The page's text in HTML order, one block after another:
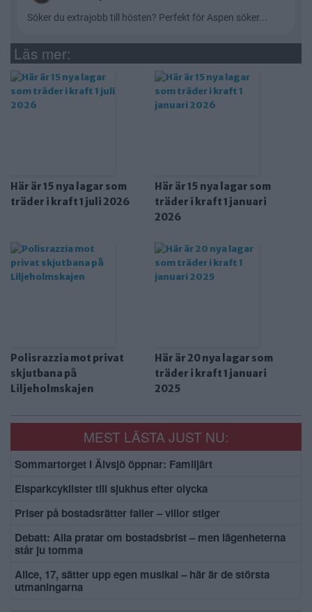
Läs mer:
Här är 15 nya lagar som
träder i kraft 1 juli 2026
Här är 15 nya lagar som
träder i kraft 1 januari
2026
Polisrazzia mot privat
skjutbana på
Liljeholmskajen
Här är 20 nya lagar som
träder i kraft 1 januari
2025
MEST LÄSTA JUST NU:
Sommartorget i Älvsjö öppnar: Familjärt
Elsparkcyklister till sjukhus efter olycka
Priser på bostadsrätter faller – villor stiger
Debatt: Alla pratar om bostadsbrist – men lägenheterna
står ju tomma
Alice, 17, sätter upp egen musikal – här är de största
utmaningarna